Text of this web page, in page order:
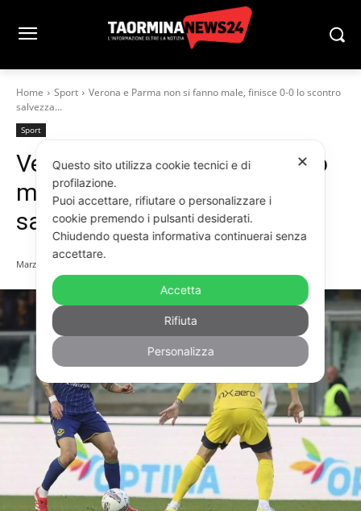
Home Sport
Verona e Parma non si fanno male, finisce 0-0 lo scontro
salvezza...
Sport
Verona e Parma non si fanno
male, finisce 0-0 lo scontro
salvezza al Bentegodi
Marzo 31, 2025
✕
Questo sito utilizza cookie tecnici e di
profilazione.
Puoi accettare, rifiutare o personalizzare i
cookie premendo i pulsanti desiderati.
Chiudendo questa informativa continuerai senza
accettare.
Accetta
Rifiuta
Personalizza